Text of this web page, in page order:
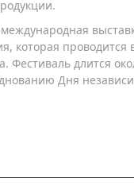
которая
Фестиваль длится
Дня